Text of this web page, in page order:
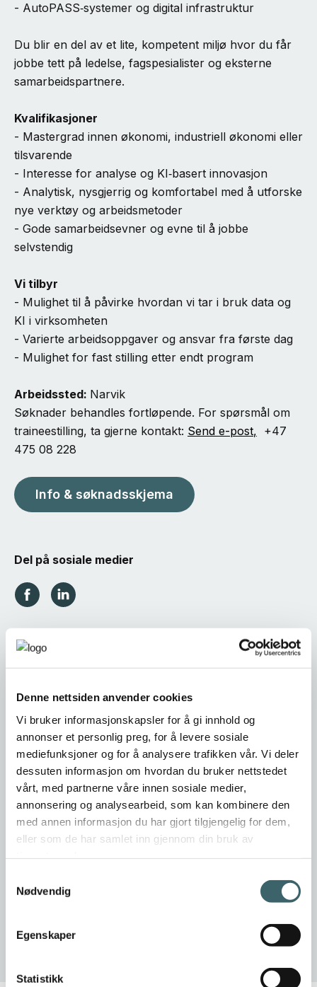
Denne nettsiden anvender cookies
Vi bruker informasjonskapsler for å gi innhold og
annonser et personlig preg, for å levere sosiale
mediefunksjoner og for å analysere trafikken vår. Vi deler
dessuten informasjon om hvordan du bruker nettstedet
vårt, med partnerne våre innen sosiale medier,
annonsering og analysearbeid, som kan kombinere den
med annen informasjon du har gjort tilgjengelig for dem,
eller som de har samlet inn gjennom din bruk av
Nødvendig
Egenskaper
Statistikk
- AutoPASS‑systemer og digital infrastruktur
Du blir en del av et lite, kompetent miljø hvor du får
jobbe tett på ledelse, fagspesialister og eksterne
samarbeidspartnere.
Kvalifikasjoner
- Mastergrad innen økonomi, industriell økonomi eller
tilsvarende
- Interesse for analyse og KI‑basert innovasjon
- Analytisk, nysgjerrig og komfortabel med å utforske
nye verktøy og arbeidsmetoder
- Gode samarbeidsevner og evne til å jobbe
selvstendig
Vi tilbyr
- Mulighet til å påvirke hvordan vi tar i bruk data og
KI i virksomheten
- Varierte arbeidsoppgaver og ansvar fra første dag
- Mulighet for fast stilling etter endt program
Arbeidssted: Narvik
Søknader behandles fortløpende. For spørsmål om
traineestilling, ta gjerne kontakt: Send e-post, +47
475 08 228
Info & søknadsskjema
Del på sosiale medier